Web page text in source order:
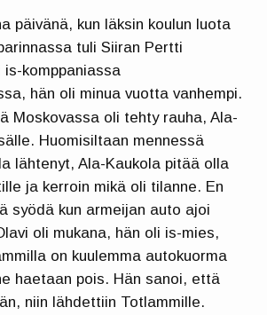
päivänä, kun läksin koulun luota
tuli Siiran Pertti
komppaniassa
hän oli minua vuotta vanhempi.
Moskovassa oli tehty rauha, Ala-
Huomisiltaan mennessä
lähtenyt, Ala-Kaukola pitää olla
ja kerroin mikä oli tilanne. En
syödä kun armeijan auto ajoi
oli mukana, hän oli is-mies,
on kuulemma autokuorma
haetaan pois. Hän sanoi, että
niin lähdettiin Totlammille.